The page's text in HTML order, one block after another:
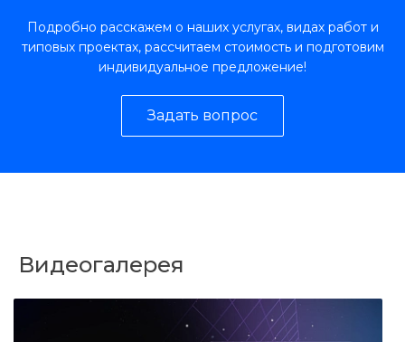
Подробно расскажем о наших услугах, видах работ и
типовых проектах, рассчитаем стоимость и подготовим
индивидуальное предложение!
Задать вопрос
Видеогалерея